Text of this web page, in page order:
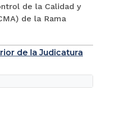
de la Calidad y
de la Rama
de la Judicatura